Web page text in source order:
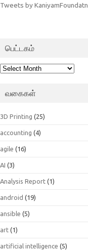
Tweets by KaniyamFoundatn
பெட்டகம்
பெட்டகம்
வகைகள்
3D Printing (25)
accounting (4)
agile (16)
AI (3)
Analysis Report (1)
android (19)
ansible (5)
art (1)
artificial intelligence (5)